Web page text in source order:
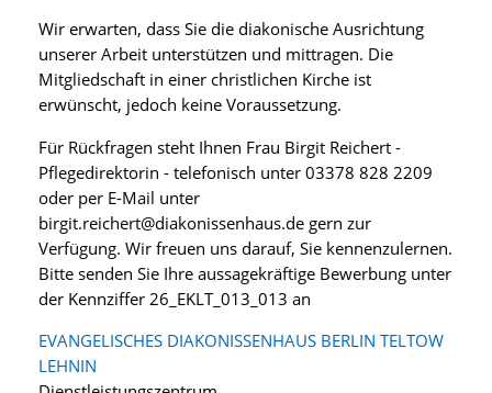
Wir erwarten, dass Sie die diakonische Ausrichtung
unserer Arbeit unterstützen und mittragen. Die
Mitgliedschaft in einer christlichen Kirche ist
erwünscht, jedoch keine Voraussetzung.
Für Rückfragen steht Ihnen Frau Birgit Reichert -
Pflegedirektorin - telefonisch unter 03378 828 2209
oder per E-Mail unter
birgit.reichert@diakonissenhaus.de gern zur
Verfügung. Wir freuen uns darauf, Sie kennenzulernen.
Bitte senden Sie Ihre aussagekräftige Bewerbung unter
der Kennziffer 26_EKLT_013_013 an
EVANGELISCHES DIAKONISSENHAUS BERLIN TELTOW
LEHNIN